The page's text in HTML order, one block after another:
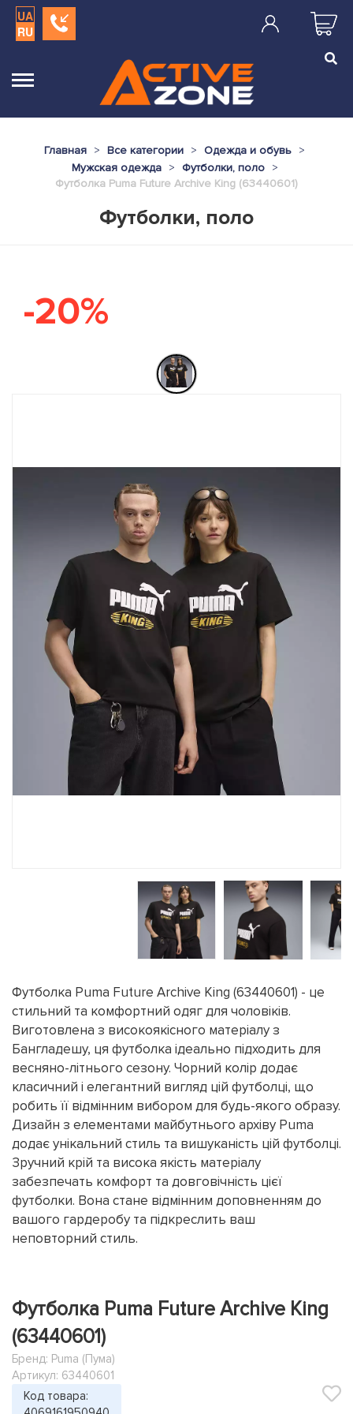
UA
RU
Главная Все категории
Одежда и обувь
Мужская одежда
Футболки, поло
Футболка Puma Future Archive King (63440601)
Футболки, поло
-20%
Футболка Puma Future Archive King (63440601) - це
стильний та комфортний одяг для чоловіків.
Виготовлена з високоякісного матеріалу з
Бангладешу, ця футболка ідеально підходить для
весняно-літнього сезону. Чорний колір додає
класичний і елегантний вигляд цій футболці, що
робить її відмінним вибором для будь-якого образу.
Дизайн з елементами майбутнього архіву Puma
додає унікальний стиль та вишуканість цій футболці.
Зручний крій та висока якість матеріалу
забезпечать комфорт та довговічність цієї
футболки. Вона стане відмінним доповненням до
вашого гардеробу та підкреслить ваш
неповторний стиль.
Футболка Puma Future Archive King
(63440601)
Бренд: Puma (Пума)
Артикул: 63440601
Код товара: